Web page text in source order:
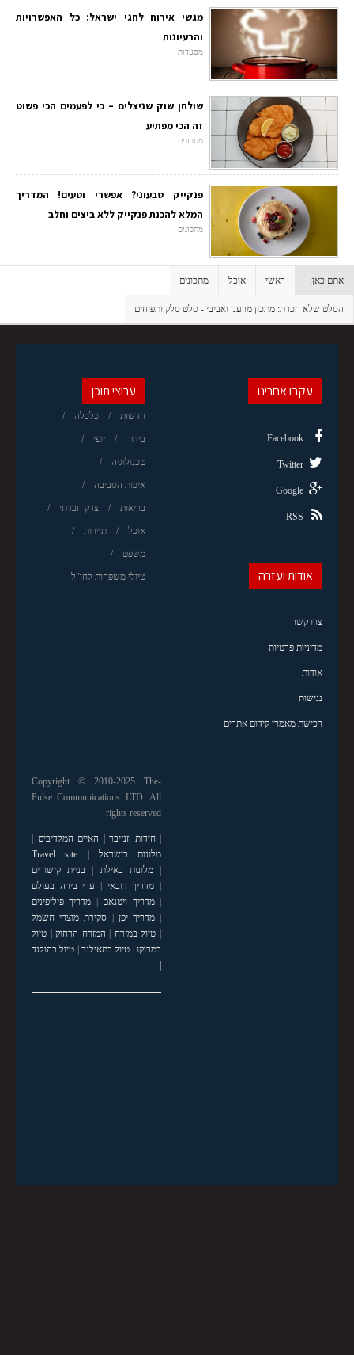
מגשי אירוח לחגי ישראל: כל האפשרויות
והרעיונות
מסעדות
שולחן שוק שניצלים – כי לפעמים הכי פשוט
זה הכי מפתיע
מתכונים
פנקייק טבעוני? אפשרי וטעים! המדריך
המלא להכנת פנקייק ללא ביצים וחלב
מתכונים
אתם כאן: ראשי אוכל מתכונים
הסלט שלא הכרת: מתכון מרענן ואביבי - סלט סלק ותפוחים
ערוצי תוכן
חדשות כלכלה
בידור יופי
טכנולוגיה
איכות הסביבה
בריאות צדק חברתי
אוכל תיירות
משפט
טיולי משפחות לחו"ל
עקבו אחרינו
Facebook
Twitter
Google+
RSS
אודות ועזרה
צרו קשר
מדיניות פרטיות
אודות
נגישות
רכישת מאמרי קידום אתרים
Copyright © 2010-2025 The-
Pulse Communications LTD. All
rights reserved
|חידות זנזיבר האיים המלדיבים
מלונות בישראל
Travel site
|מלונות באילת
בניית קישורים
מדריך דובאי
ערי בירה בעולם
|מדריך ויטנאם
מדריך פיליפינים
|מדריך יפן
סקירת מוצרי חשמל
טיול במזרח המזרח הרחוק| טיול
במרוקו| טיול בתאילנד| טיול בהולנד